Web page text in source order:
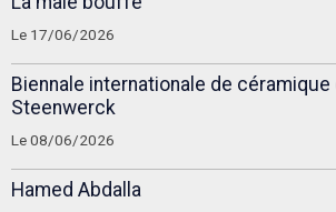
Le 17/06/2026
Biennale internationale de
Steenwerck
Le 08/06/2026
Hamed Abdalla